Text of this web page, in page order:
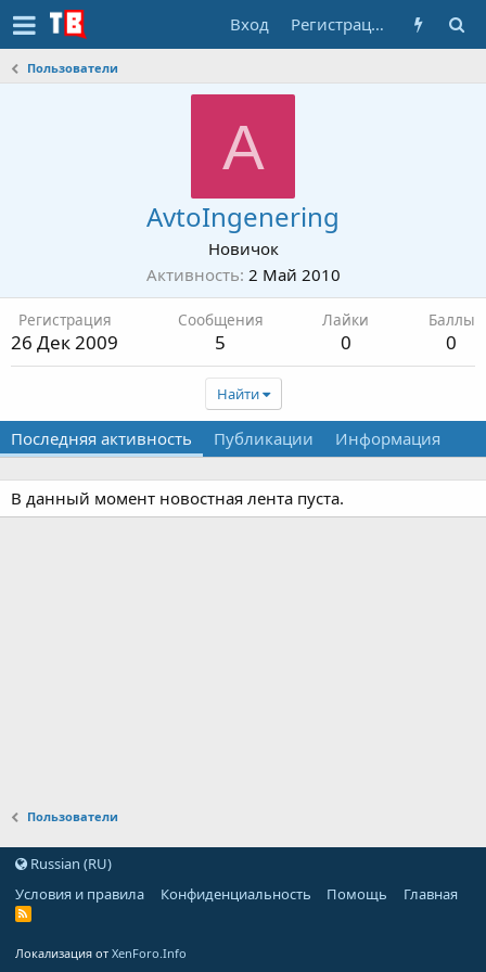
Вход Регистрация
Пользователи
A
AvtoIngenering
Новичок
Активность 2 Май 2010
Регистрация
26 Дек 2009
Сообщения
5
Лайки
0
Баллы
0
Найти
Последняя активность Публикации Информация
В данный момент новостная лента пуста.
Пользователи
Russian (RU)
Условия и правила
Конфиденциальность Помощь Главная
Локализация от XenForo.Info